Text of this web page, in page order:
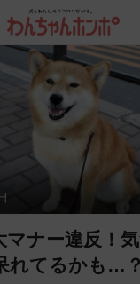
マナー違反！
れてるかも…？